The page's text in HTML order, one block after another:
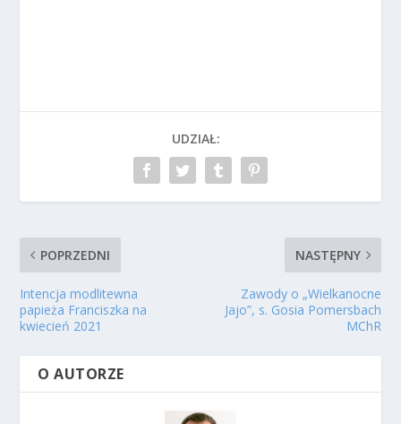
UDZIAŁ:
POPRZEDNI
Intencja modlitewna
papieża Franciszka na
kwiecień 2021
NASTĘPNY
Zawody o „Wielkanocne
Jajo”, s. Gosia Pomersbach
MChR
O AUTORZE